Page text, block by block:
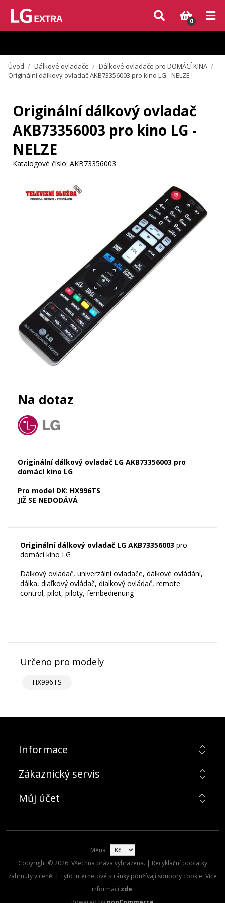
Vzhledem k aktuální situaci se může dodání dílů, které nejsou skladem,
zpozdit. Děkujeme za pochopení.
0
Úvod / Dálkové ovladače / Dálkové ovladače pro DOMÁCÍ KINA /
Originální dálkový ovladač AKB73356003 pro kino LG - NELZE
Originální dálkový ovladač
AKB73356003 pro kino LG -
NELZE
Katalogové číslo: AKB73356003
Na dotaz
Originální dálkový ovladač LG AKB73356003 pro
domácí kino LG
Pro model DK: HX996TS
JIŽ SE NEDODÁVÁ
Originální dálkový ovladač LG AKB73356003 pro
domácí kino LG
Dálkový ovladač, univerzální ovladače, dálkové ovládání,
dálka, diaľkový ovládač, dialkový ovládač, remote
control, pilot, piloty, fernbedienung
Určeno pro modely
HX996TS
Informace
Zákaznický servis
Můj účet
Měna
Copyright © 2026. Všechna práva vyhrazena. | Recyklační poplatky
zahrnuty v ceně. | Tyto internetové stránky používají soubory cookie. Více
informací zde.